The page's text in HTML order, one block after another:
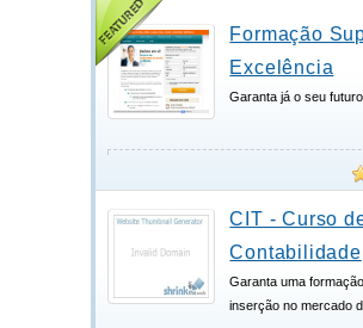
Formação
Excelência
Garanta já o seu
CIT - Curso
Contabilidade
Garanta uma
inserção no mercado